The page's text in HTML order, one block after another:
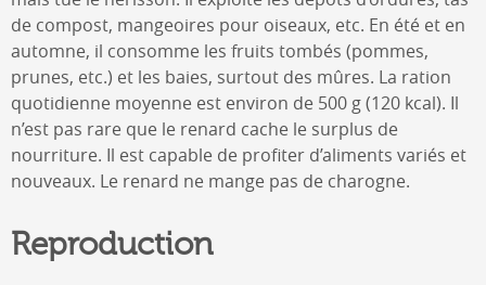
de compost, mangeoires pour oiseaux, etc. En été et en
automne, il consomme les fruits tombés (pommes,
prunes, etc.) et les baies, surtout des mûres. La ration
quotidienne moyenne est environ de 500 g (120 kcal). Il
n’est pas rare que le renard cache le surplus de
nourriture. Il est capable de profiter d’aliments variés et
nouveaux. Le renard ne mange pas de charogne.
Reproduction